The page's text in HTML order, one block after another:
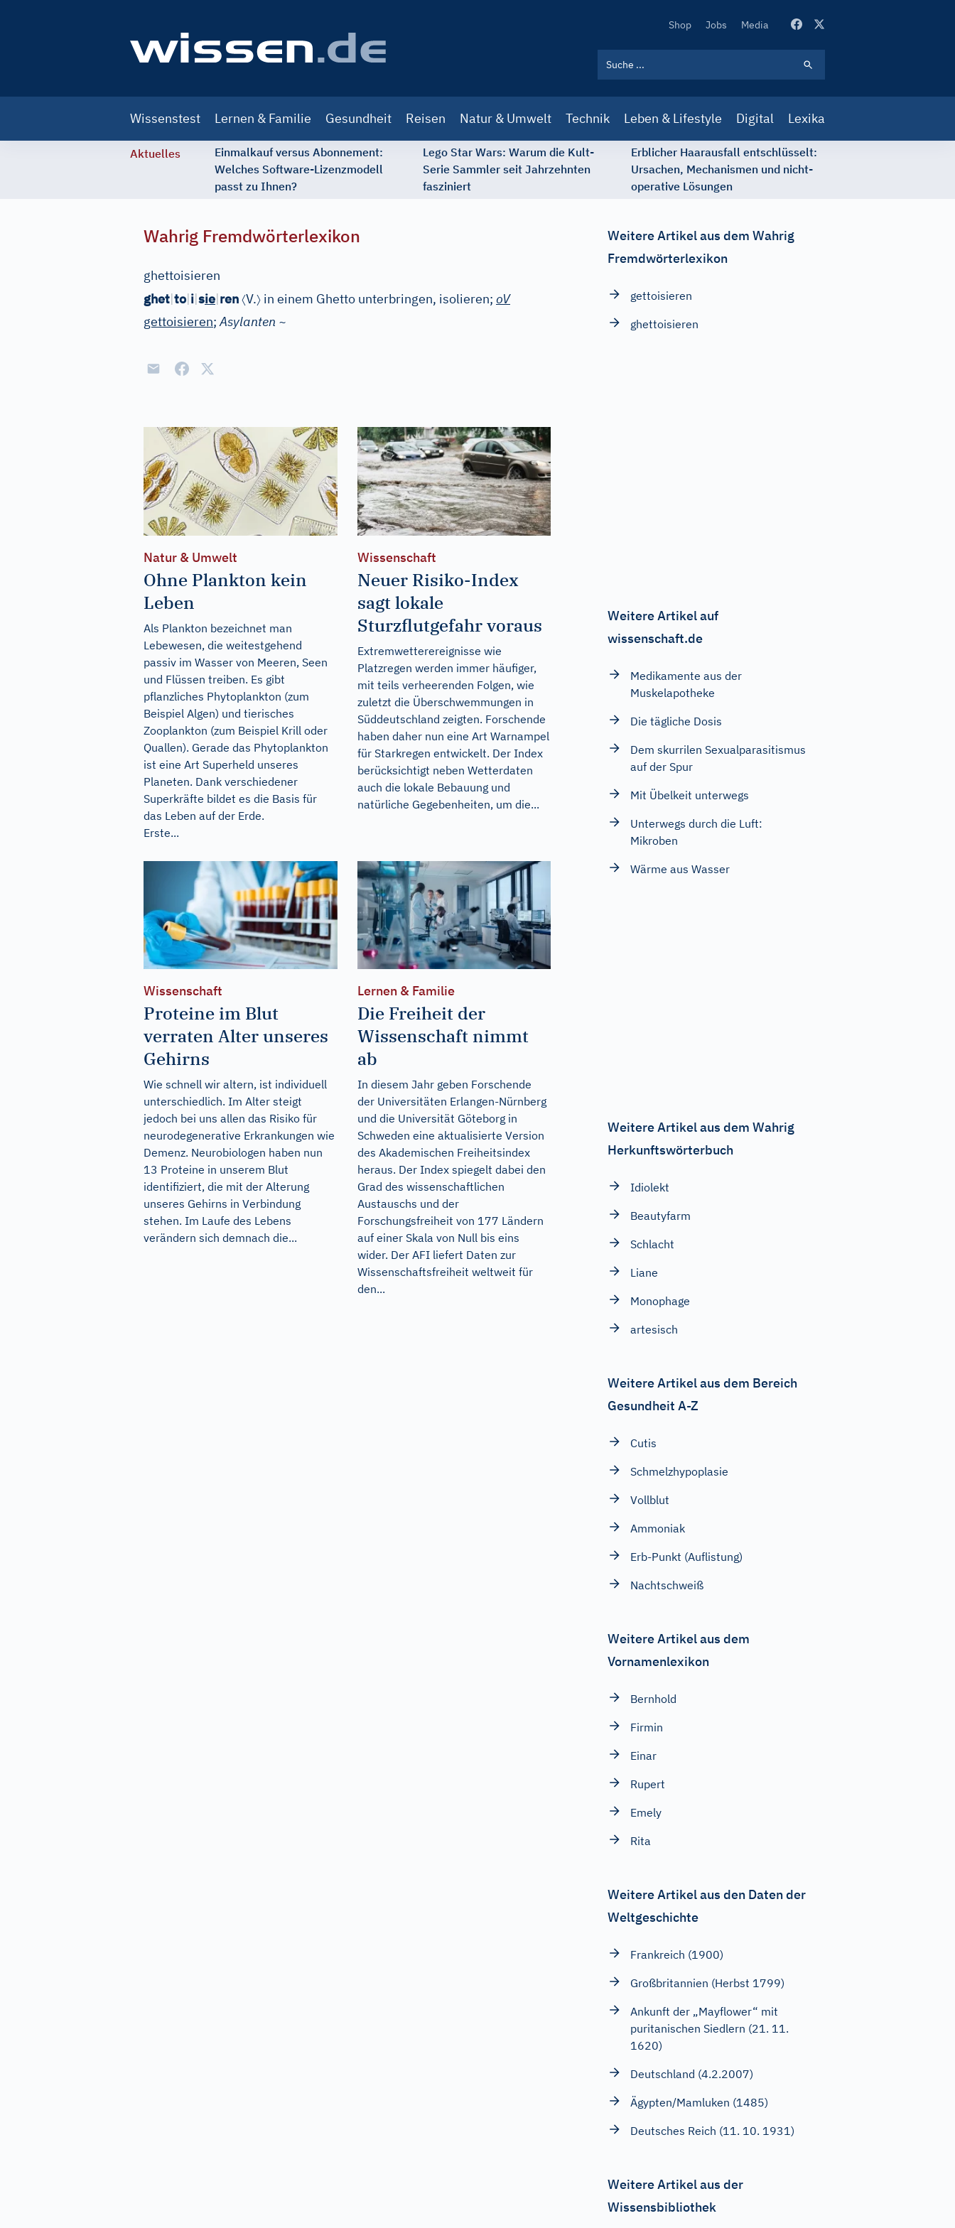
Secondary
Shop Jobs Media
navigation
Wissenstest Lernen & Familie Gesundheit Reisen Natur & Umwelt Technik Leben & Lifestyle Digital Lexika
Aktuelles
Einmalkauf versus Abonnement:
Welches Software-Lizenzmodell
passt zu Ihnen?
Lego Star Wars: Warum die Kult-
Serie Sammler seit Jahrzehnten
fasziniert
Erblicher Haarausfall entschlüsselt:
Ursachen, Mechanismen und nicht-
operative Lösungen
Wahrig Fremdwörterlexikon
ghettoisieren
ghet|to|i|sie|ren〈V.〉 in einem Ghetto unterbringen, isolieren; oV
gettoisieren;Asylanten ~
Natur & Umwelt
Ohne Plankton kein
Leben
Als Plankton bezeichnet man
Lebewesen, die weitestgehend
passiv im Wasser von Meeren, Seen
und Flüssen treiben. Es gibt
pflanzliches Phytoplankton (zum
Beispiel Algen) und tierisches
Zooplankton (zum Beispiel Krill oder
Quallen). Gerade das Phytoplankton
ist eine Art Superheld unseres
Planeten. Dank verschiedener
Superkräfte bildet es die Basis für
das Leben auf der Erde.
Erste...
Wissenschaft
Neuer Risiko-Index
sagt lokale
Sturzflutgefahr voraus
Extremwetterereignisse wie
Platzregen werden immer häufiger,
mit teils verheerenden Folgen, wie
zuletzt die Überschwemmungen in
Süddeutschland zeigten. Forschende
haben daher nun eine Art Warnampel
für Starkregen entwickelt. Der Index
berücksichtigt neben Wetterdaten
auch die lokale Bebauung und
natürliche Gegebenheiten, um die...
Wissenschaft
Proteine im Blut
verraten Alter unseres
Gehirns
Wie schnell wir altern, ist individuell
unterschiedlich. Im Alter steigt
jedoch bei uns allen das Risiko für
neurodegenerative Erkrankungen wie
Demenz. Neurobiologen haben nun
13 Proteine in unserem Blut
identifiziert, die mit der Alterung
unseres Gehirns in Verbindung
stehen. Im Laufe des Lebens
verändern sich demnach die...
Lernen & Familie
Die Freiheit der
Wissenschaft nimmt
ab
In diesem Jahr geben Forschende
der Universitäten Erlangen-Nürnberg
und die Universität Göteborg in
Schweden eine aktualisierte Version
des Akademischen Freiheitsindex
heraus. Der Index spiegelt dabei den
Grad des wissenschaftlichen
Austauschs und der
Forschungsfreiheit von 177 Ländern
auf einer Skala von Null bis eins
wider. Der AFI liefert Daten zur
Wissenschaftsfreiheit weltweit für
den...
Weitere Artikel aus dem Wahrig
Fremdwörterlexikon
gettoisieren
ghettoisieren
Weitere Artikel auf
wissenschaft.de
Medikamente aus der
Muskelapotheke
Die tägliche Dosis
Dem skurrilen Sexualparasitismus
auf der Spur
Mit Übelkeit unterwegs
Unterwegs durch die Luft:
Mikroben
Wärme aus Wasser
Weitere Artikel aus dem Wahrig
Herkunftswörterbuch
Idiolekt
Beautyfarm
Schlacht
Liane
Monophage
artesisch
Weitere Artikel aus dem Bereich
Gesundheit A-Z
Cutis
Schmelzhypoplasie
Vollblut
Ammoniak
Erb-Punkt (Auflistung)
Nachtschweiß
Weitere Artikel aus dem
Vornamenlexikon
Bernhold
Firmin
Einar
Rupert
Emely
Rita
Weitere Artikel aus den Daten der
Weltgeschichte
Frankreich (1900)
Großbritannien (Herbst 1799)
Ankunft der „Mayflower“ mit
puritanischen Siedlern (21. 11.
1620)
Deutschland (4.2.2007)
Ägypten/Mamluken (1485)
Deutsches Reich (11. 10. 1931)
Weitere Artikel aus der
Wissensbibliothek